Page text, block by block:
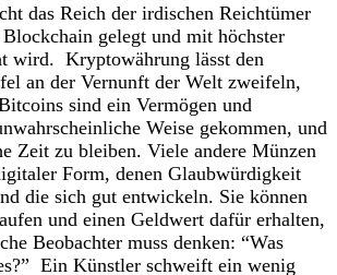
das Reich der irdischen Reichtümer
gelegt und mit höchster
wird. Kryptowährung lässt den
an der Vernunft der Welt zweifeln,
sind ein Vermögen und
Weise gekommen, und
Zeit zu bleiben. Viele andere Münzen
Form, denen Glaubwürdigkeit
die sich gut entwickeln. Sie können
und einen Geldwert dafür erhalten,
Beobachter muss denken: “Was
Ein Künstler schweift ein wenig